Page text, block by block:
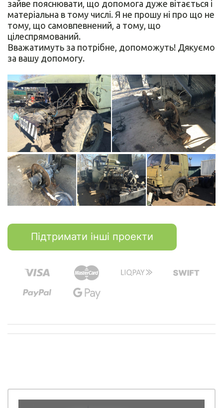
зайве пояснювати, що допомога дуже вітається і
матеріальна в тому числі. Я не прошу ні про що не
тому, що самовпевнений, а тому, що
цілеспрямований.
Вважатимуть за потрібне, допоможуть! Дякуємо
за вашу допомогу.
Підтримати інші проекти